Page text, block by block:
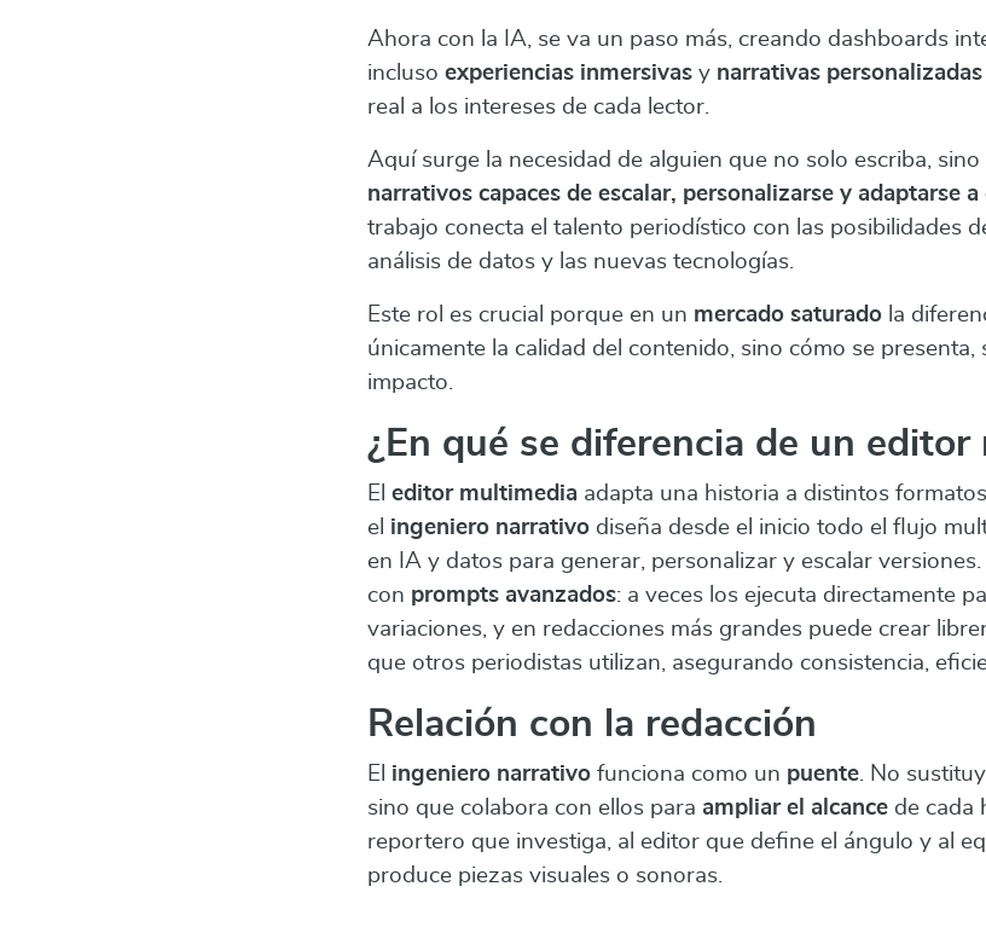
Ahora con la IA, se va un paso más, creando dashboards
incluso experiencias inmersivas y narrativas personalizadas
real a los intereses de cada lector.
Aquí surge la necesidad de alguien que no solo escriba, sino
narrativos capaces de escalar, personalizarse y adaptarse
trabajo conecta el talento periodístico con las posibilidades
análisis de datos y las nuevas tecnologías.
Este rol es crucial porque en un mercado saturado la
únicamente la calidad del contenido, sino cómo se presenta,
impacto.
¿En qué se diferencia de un editor
El editor multimedia adapta una historia a distintos
el ingeniero narrativo diseña desde el inicio todo el flujo
en IA y datos para generar, personalizar y escalar
con prompts avanzados: a veces los ejecuta directamente
variaciones, y en redacciones más grandes puede crear
que otros periodistas utilizan, asegurando consistencia,
Relación con la redacción
El ingeniero narrativo funciona como un puente. No
sino que colabora con ellos para ampliar el alcance de cada
reportero que investiga, al editor que define el ángulo y al
produce piezas visuales o sonoras.